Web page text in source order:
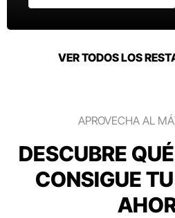
VER TODOS LOS
APROVECHA AL
DESCUBRE
CONSIGUE